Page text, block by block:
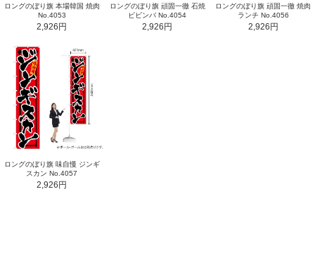
ロングのぼり旗 本場韓国 焼肉
No.4053
2,926円
ロングのぼり旗 頑固一徹 石焼
ビビンバ No.4054
2,926円
ロングのぼり旗 頑固一徹 焼肉
ランチ No.4056
2,926円
ロングのぼり旗 味自慢 ジンギ
スカン No.4057
2,926円